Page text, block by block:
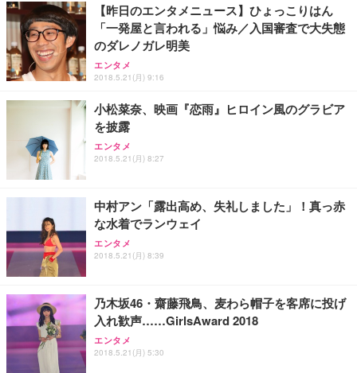
務用 おしゃれ パソコンチェア (ホワイト)
ANDWINT オフィスチェア デスクチェア 肘なし メ
ッシュ 通気性 ランバーサポート付き 腰サポート ガ
ス圧無段階昇降 360度回転 キャスター付き コンパク
ト 幅52×奥行58.5×高さ84～96cm テレワーク 在宅
￥4,139
【MiniLED/24.5inch/280Hz/FHD】GRAPHT THE S
HOOTER Gaming Monitor 24” Essential ゲーミン
グモニター QD 24.5インチ 1ms FHD 量子ドット 残
像低減 (3年保証 | 輝点保証 | 日本メーカー)
￥34,980
アイリスオーヤマ ペットシーツ 超厚型 お徳用 レギ
ュラー 200枚入【Amazon.co.jp限定】
￥3,731
【昨日のエンタメニュース】ひょっこりはん
「一発屋と言われる」悩み／入国審査で大失態
のダレノガレ明美
エンタメ
2018.5.21(月) 9:16
小松菜奈、映画『恋雨』ヒロイン風のグラビア
を披露
エンタメ
2018.5.21(月) 8:27
中村アン「露出高め、失礼しました」！真っ赤
な水着でランウェイ
エンタメ
2018.5.21(月) 8:39
乃木坂46・齋藤飛鳥、麦わら帽子を客席に投げ
入れ歓声……GirlsAward 2018
エンタメ
2018.5.21(月) 5:30